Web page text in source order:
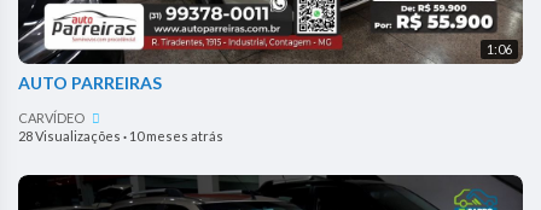
1:06
AUTO PARREIRAS
CARVÍDEO
28 Visualizações · 10 meses atrás